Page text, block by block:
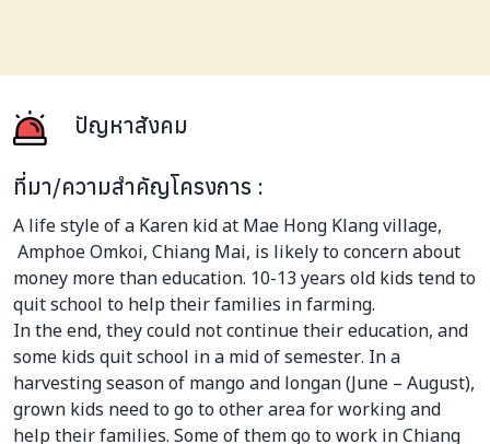
ปัญหาสังคม
ที่มา/ความสำคัญโครงการ :
A life style of a Karen kid at Mae Hong Klang village,
Amphoe Omkoi, Chiang Mai, is likely to concern about
money more than education. 10-13 years old kids tend to
quit school to help their families in farming.
In the end, they could not continue their education, and
some kids quit school in a mid of semester. In a
harvesting season of mango and longan (June – August),
grown kids need to go to other area for working and
help their families. Some of them go to work in Chiang